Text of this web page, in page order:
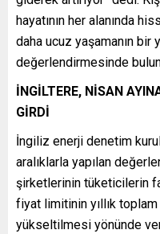
hayatının her alanında
daha ucuz yaşamanın bir
değerlendirmesinde
İNGİLTERE, NİSAN
GİRDİ
İngiliz enerji denetim
aralıklarla yapılan
şirketlerinin tüketicilerin
fiyat limitinin yıllık
yükseltilmesi yönünde